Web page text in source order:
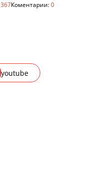
367Коментарии:0
youtube